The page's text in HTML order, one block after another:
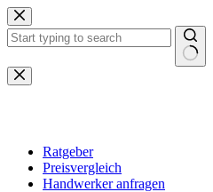
Zum
Inhalt
springen
Keine
Ergebnisse
Ratgeber
Preisvergleich
Handwerker anfragen